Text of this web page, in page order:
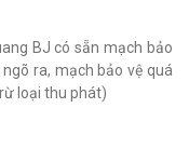
ra, mạch bảo vệ quá
loại thu phát)